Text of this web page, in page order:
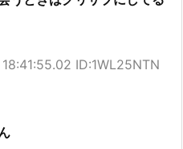
ID:1WL25NTN